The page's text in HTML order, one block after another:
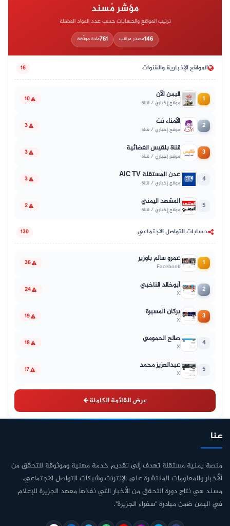
مؤشر مُسند
ترتيب المواقع والحسابات حسب عدد المواد المضللة
146مصدر مراقب 761مادة موثّقة
المواقع الإخبارية والقنوات 16
1 اليمن الآن
موقع إخباري / قناة 10
2 الأمناء نت
موقع إخباري / قناة 3
3 قناة بلقيس الفضائية
موقع إخباري / قناة 3
4 عدن المستقلة AIC TV
موقع إخباري / قناة 3
5 المشهد اليمني
موقع إخباري / قناة 2
حسابات التواصل الاجتماعي 130
1 عمرو سالم باوزير
Facebook
36
2 أبوخالد الناخبي
X
24
3 بركان المسيرة
X
19
4 صالح الحمومي
X
18
5 عبدالعزيز محمد
X
17
عرض القائمة الكاملة
عنا
منصة يمنية مستقلة تهدف إلى تقديم خدمة مهنية وموثوقة للتحقق من
الأخبار والمعلومات المنتشرة على الإنترنت وشبكات التواصل الاجتماعي.
مسند هي نتاج دورة التحقق من الأخبار التي نفذها معهد الجزيرة للإعلام
في اليمن ضمن مبادرة "سفراء الجزيرة".